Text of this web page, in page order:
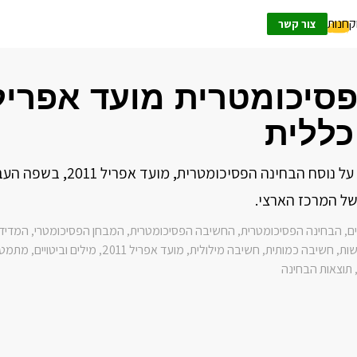
חנות צור קשר
סקירה זו מבוססת על נוסח הבחינה
המרכז הארצי.
, הבחינה הפסיכומטרית, החשיבה הפסיכומטרית, המבחן הפסיכומטרי,
, חשיבה כמותית, חשיבה מילולית, מועד אפריל 2011 , מילים וביטויים,
, תוצאות הבחינה